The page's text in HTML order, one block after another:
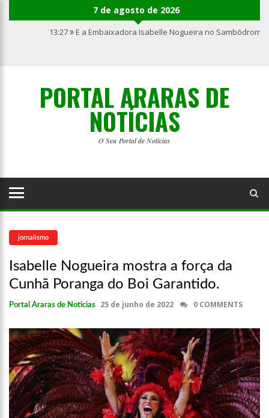
7 de agosto de 2026
13:27 E a Embaixadora Isabelle Nogueira no
PORTAL ARARAS DE
NOTÍCIAS
O Seu Portal de Notícias
jornalismo
Isabelle Nogueira mostra a força da
Cunhã Poranga do Boi Garantido.
Portal Araras de Noticias 25 de junho de 2022 0 COMMENTS